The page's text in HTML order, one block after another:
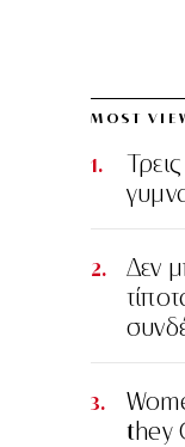
MOST
Δεν
they